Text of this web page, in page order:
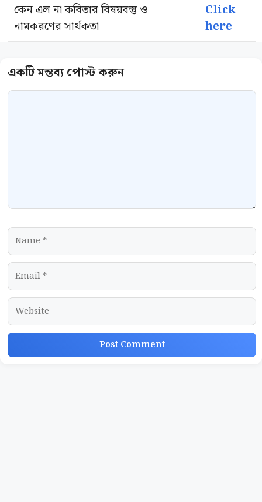
কেন এল না কবিতার বিষয়বস্তু ও
নামকরণের সার্থকতা
Click
here
Comment
Name
Email
Website